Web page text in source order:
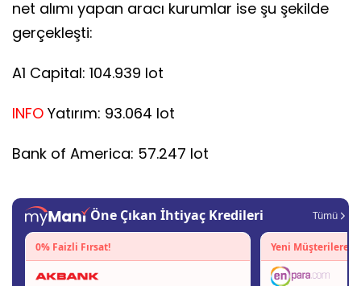
net alımı yapan aracı kurumlar ise şu şekilde
gerçekleşti:
A1 Capital: 104.939 lot
INFO Yatırım: 93.064 lot
Bank of America: 57.247 lot